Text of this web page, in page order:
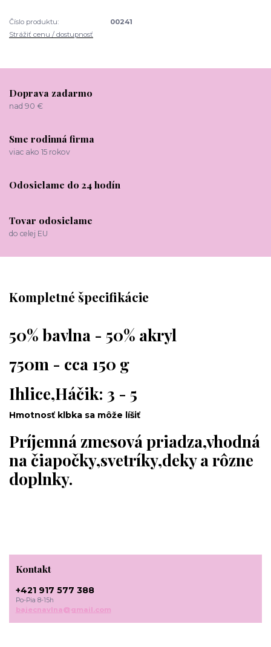
Číslo produktu:
00241
Strážiť cenu / dostupnosť
Doprava zadarmo
nad 90 €
Sme rodinná firma
viac ako 15 rokov
Odosielame do 24 hodín
Tovar odosielame
do celej EU
Kompletné špecifikácie
50% bavlna - 50% akryl
750m - cca 150 g
Ihlice,Háčik: 3 - 5
Hmotnosť klbka sa môže líšiť
Príjemná zmesová priadza,vhodná
na čiapočky,svetríky,deky a rôzne
doplnky.
Kontakt
+421 917 577 388
Po-Pia 8-15h
bajecnavlna@gmail.com